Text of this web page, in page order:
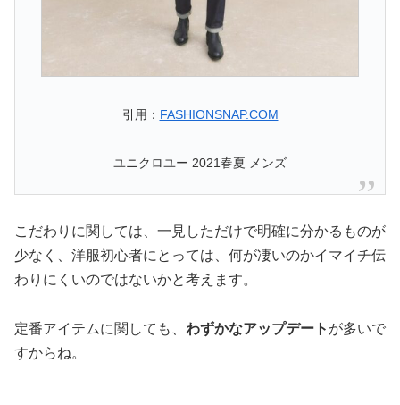
引用： FASHIONSNAP.COM
ユニクロユー 2021春夏 メンズ
こだわりに関しては、一見しただけで明確に分かるものが
少なく、洋服初心者にとっては、何が凄いのかイマイチ伝
わりにくいのではないかと考えます。
定番アイテムに関しても、 わずかなアップデート が多いで
すからね。